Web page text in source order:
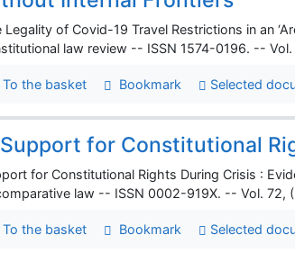
Legality of Covid-19 Travel Restrictions in an
law review -- ISSN 1574-0196. --
To the basket Bookmark Selected
Support for Constitutional
for Constitutional Rights During Crisis :
law -- ISSN 0002-919X. -- Vol. 72,
To the basket Bookmark Selected